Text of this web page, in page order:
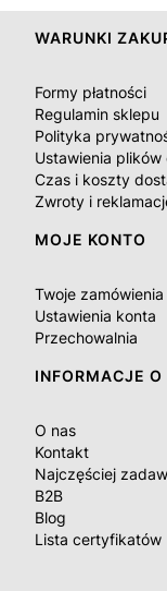
Linki w
WARUNKI
Formy płatności
Regulamin sklepu
Polityka
Ustawienia plików
Czas i koszty
Zwroty i
MOJE KONTO
Twoje zamówienia
Ustawienia konta
Przechowalnia
INFORMACJE O
O nas
Kontakt
Najczęściej
B2B
Blog
Lista certyfikatów